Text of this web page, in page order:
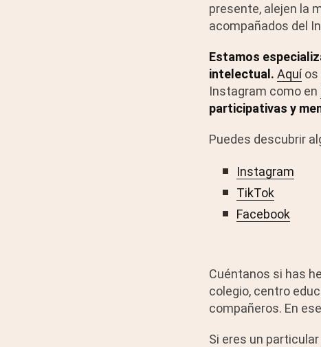
presente, alejen la
acompañados del
Estamos
intelectual. Aquíos
Instagram como en
participativas y
Puedes descubrir
Instagram
TikTok
Facebook
Cuéntanos si has
colegio, centro
compañeros. En
Si eres un